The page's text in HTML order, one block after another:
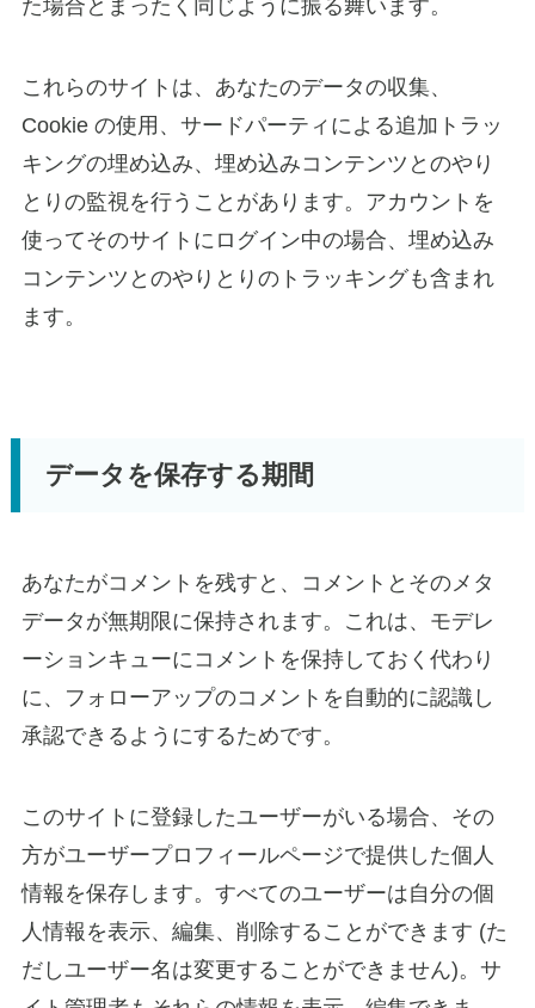
た場合とまったく同じように振る舞います。
これらのサイトは、あなたのデータの収集、
Cookie の使用、サードパーティによる追加トラッ
キングの埋め込み、埋め込みコンテンツとのやり
とりの監視を行うことがあります。アカウントを
使ってそのサイトにログイン中の場合、埋め込み
コンテンツとのやりとりのトラッキングも含まれ
ます。
データを保存する期間
あなたがコメントを残すと、コメントとそのメタ
データが無期限に保持されます。これは、モデレ
ーションキューにコメントを保持しておく代わり
に、フォローアップのコメントを自動的に認識し
承認できるようにするためです。
このサイトに登録したユーザーがいる場合、その
方がユーザープロフィールページで提供した個人
情報を保存します。すべてのユーザーは自分の個
人情報を表示、編集、削除することができます (た
だしユーザー名は変更することができません)。サ